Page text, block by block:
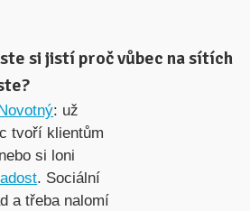
si jistí proč vůbec na sítích
: už
tvoří klientům
si loni
. Sociální
a třeba nalomí